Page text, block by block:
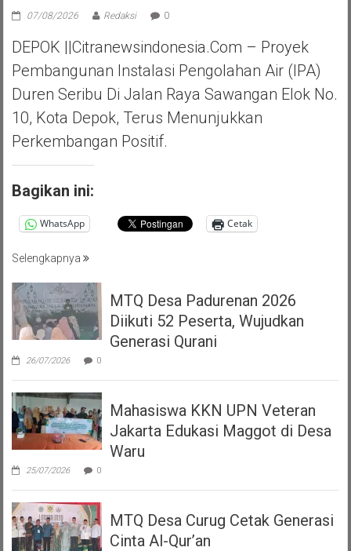
07/08/2026 Redaksi 0
DEPOK ||Citranewsindonesia.com – Proyek
Pembangunan Instalasi Pengolahan Air (IPA)
Duren Seribu Di Jalan Raya Sawangan Elok No.
10, Kota Depok, Terus Menunjukkan
Perkembangan Positif.
Bagikan ini:
WhatsApp Cetak
Selengkapnya
MTQ Desa Padurenan 2026
Diikuti 52 Peserta, Wujudkan
Generasi Qurani
26/07/2026 0
Mahasiswa KKN UPN Veteran
Jakarta Edukasi Maggot di Desa
Waru
25/07/2026 0
MTQ Desa Curug Cetak Generasi
Cinta Al-Qur’an